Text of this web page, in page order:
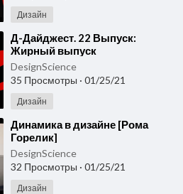
Дизайн
⁣Д-Дайджест. 22 Выпуск:
Жирный выпуск
DesignScience
35 Просмотры · 01/25/21
Дизайн
⁣Динамика в дизайне [Рома
Горелик]
DesignScience
32 Просмотры · 01/25/21
Дизайн